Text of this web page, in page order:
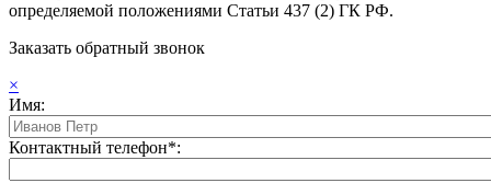
определяемой положениями Статьи 437 (2) ГК РФ.
Заказать обратный звонок
×
Имя:
Контактный телефон*: